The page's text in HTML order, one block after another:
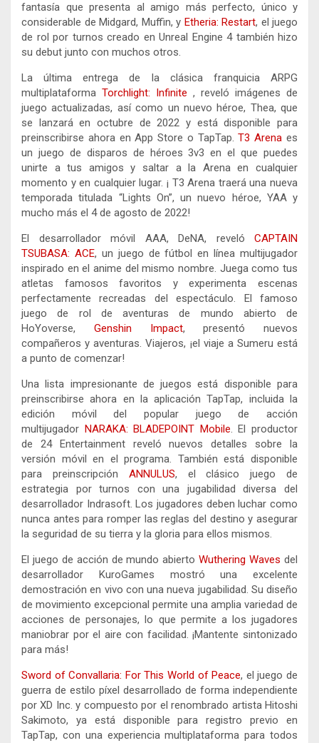
fantasía que presenta al amigo más perfecto, único y
considerable de Midgard, Muffin, y Etheria: Restart, el juego
de rol por turnos creado en Unreal Engine 4 también hizo
su debut junto con muchos otros.
La última entrega de la clásica franquicia ARPG
multiplataforma Torchlight: Infinite , reveló imágenes de
juego actualizadas, así como un nuevo héroe, Thea, que
se lanzará en octubre de 2022 y está disponible para
preinscribirse ahora en App Store o TapTap.T3 Arena es
un juego de disparos de héroes 3v3 en el que puedes
unirte a tus amigos y saltar a la Arena en cualquier
momento y en cualquier lugar. ¡ T3 Arena traerá una nueva
temporada titulada “Lights On”, un nuevo héroe, YAA y
mucho más el 4 de agosto de 2022!
El desarrollador móvil AAA, DeNA, reveló CAPTAIN
TSUBASA: ACE, un juego de fútbol en línea multijugador
inspirado en el anime del mismo nombre. Juega como tus
atletas famosos favoritos y experimenta escenas
perfectamente recreadas del espectáculo. El famoso
juego de rol de aventuras de mundo abierto de
HoYoverse, Genshin Impact, presentó nuevos
compañeros y aventuras. Viajeros, ¡el viaje a Sumeru está
a punto de comenzar!
Una lista impresionante de juegos está disponible para
preinscribirse ahora en la aplicación TapTap, incluida la
edición móvil del popular juego de acción
multijugador NARAKA: BLADEPOINT Mobile. El productor
de 24 Entertainment reveló nuevos detalles sobre la
versión móvil en el programa. También está disponible
para preinscripción ANNULUS, el clásico juego de
estrategia por turnos con una jugabilidad diversa del
desarrollador Indrasoft. Los jugadores deben luchar como
nunca antes para romper las reglas del destino y asegurar
la seguridad de su tierra y la gloria para ellos mismos.
El juego de acción de mundo abiertoWuthering Waves del
desarrollador KuroGames mostró una excelente
demostración en vivo con una nueva jugabilidad. Su diseño
de movimiento excepcional permite una amplia variedad de
acciones de personajes, lo que permite a los jugadores
maniobrar por el aire con facilidad. ¡Mantente sintonizado
para más!
Sword of Convallaria: For This World of Peace, el juego de
guerra de estilo píxel desarrollado de forma independiente
por XD Inc. y compuesto por el renombrado artista Hitoshi
Sakimoto, ya está disponible para registro previo en
TapTap, con una experiencia multiplataforma para todos